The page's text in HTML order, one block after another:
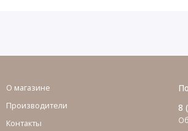
О магазине
Производители
Контакты
8